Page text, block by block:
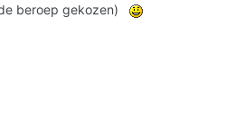
beroep gekozen)